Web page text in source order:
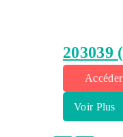
203039
Voir Plus